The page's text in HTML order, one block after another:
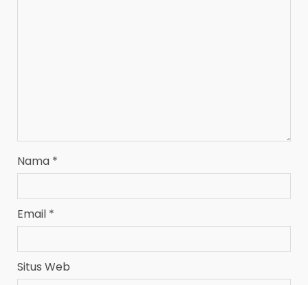
Nama *
Email *
Situs Web